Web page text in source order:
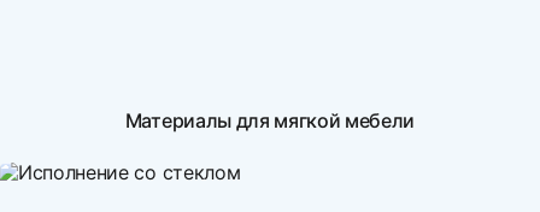
Материалы для мягкой мебели